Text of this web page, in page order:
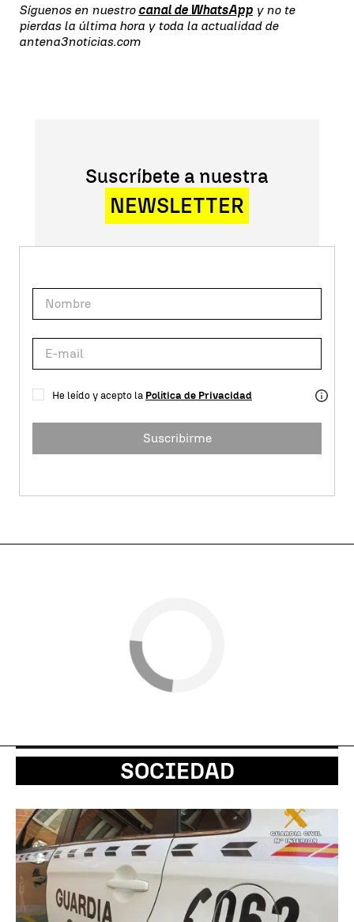
Síguenos en nuestro canal de WhatsApp y no te
pierdas la última hora y toda la actualidad de
antena3noticias.com
Suscríbete a nuestra
NEWSLETTER
He leído y acepto la Política de Privacidad
Suscribirme
SOCIEDAD